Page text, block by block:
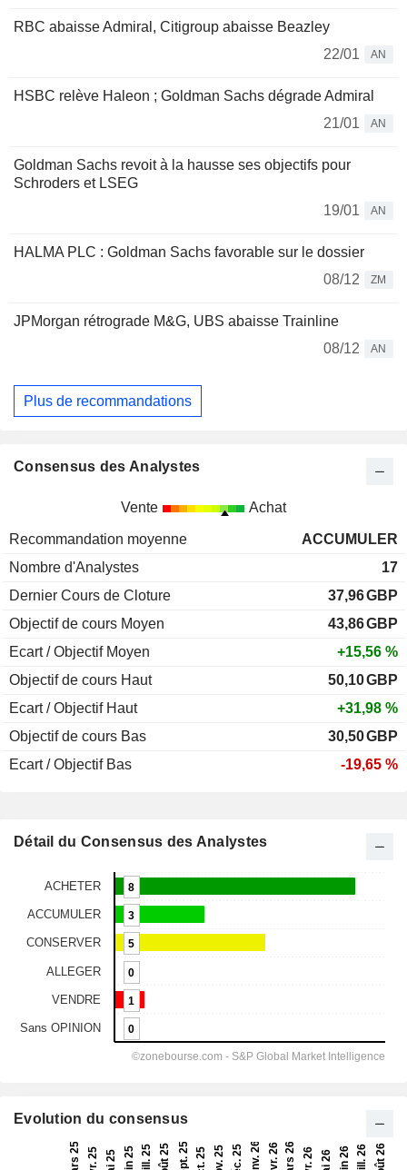
RBC abaisse Admiral, Citigroup abaisse Beazley
22/01
AN
HSBC relève Haleon ; Goldman Sachs dégrade Admiral
21/01
AN
Goldman Sachs revoit à la hausse ses objectifs pour
Schroders et LSEG
19/01
AN
HALMA PLC : Goldman Sachs favorable sur le dossier
08/12
ZM
JPMorgan rétrograde M&G, UBS abaisse Trainline
08/12
AN
Plus de recommandations
Consensus des Analystes
Vente Achat
Recommandation moyenne
ACCUMULER
Nombre d'Analystes
17
Dernier Cours de Cloture
37,96GBP
Objectif de cours Moyen
43,86GBP
Ecart / Objectif Moyen
+15,56 %
Objectif de cours Haut
50,10GBP
Ecart / Objectif Haut
+31,98 %
Objectif de cours Bas
30,50GBP
Ecart / Objectif Bas
-19,65 %
Détail du Consensus des Analystes
Evolution du consensus